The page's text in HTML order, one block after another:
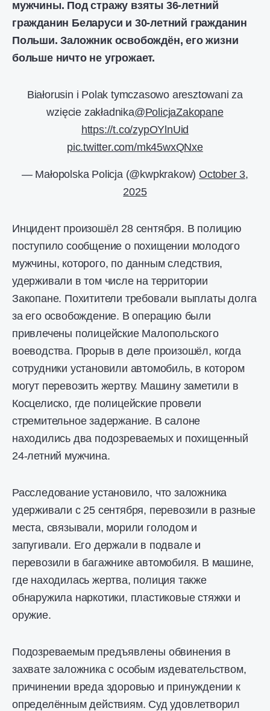
мужчины. Под стражу взяты 36-летний
гражданин Беларуси и 30-летний гражданин
Польши. Заложник освобождён, его жизни
больше ничто не угрожает.
Białorusin i Polak tymczasowo aresztowani za
wzięcie zakładnika@PolicjaZakopane
https://t.co/zypOYlnUid
pic.twitter.com/mk45wxQNxe
— Małopolska Policja (@kwpkrakow) October 3,
2025
Инцидент произошёл 28 сентября. В полицию
поступило сообщение о похищении молодого
мужчины, которого, по данным следствия,
удерживали в том числе на территории
Закопане. Похитители требовали выплаты долга
за его освобождение. В операцию были
привлечены полицейские Малопольского
воеводства. Прорыв в деле произошёл, когда
сотрудники установили автомобиль, в котором
могут перевозить жертву. Машину заметили в
Косцелиско, где полицейские провели
стремительное задержание. В салоне
находились два подозреваемых и похищенный
24-летний мужчина.
Расследование установило, что заложника
удерживали с 25 сентября, перевозили в разные
места, связывали, морили голодом и
запугивали. Его держали в подвале и
перевозили в багажнике автомобиля. В машине,
где находилась жертва, полиция также
обнаружила наркотики, пластиковые стяжки и
оружие.
Подозреваемым предъявлены обвинения в
захвате заложника с особым издевательством,
причинении вреда здоровью и принуждении к
определённым действиям. Суд удовлетворил